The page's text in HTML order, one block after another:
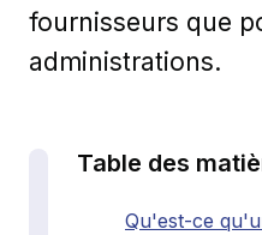
fournisseurs que
administrations.
Table des
Qu'est-ce